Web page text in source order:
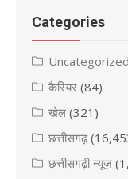
Categories
Uncategorized
कैरियर (84)
खेल (321)
छत्तीसगढ़
छत्तीसगढ़ी न्यूज़